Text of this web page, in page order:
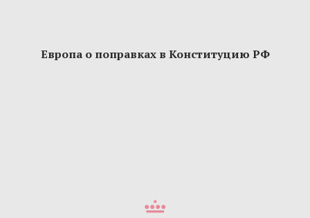
Европа о поправках в Конституцию РФ